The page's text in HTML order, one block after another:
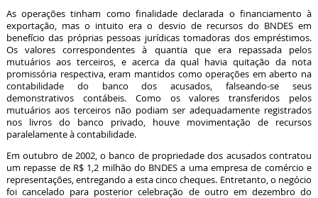
As operações tinham como finalidade declarada o financiamento à
exportação, mas o intuito era o desvio de recursos do BNDES em
benefício das próprias pessoas jurídicas tomadoras dos empréstimos.
Os valores correspondentes à quantia que era repassada pelos
mutuários aos terceiros, e acerca da qual havia quitação da nota
promissória respectiva, eram mantidos como operações em aberto na
contabilidade do banco dos acusados, falseando-se seus
demonstrativos contábeis. Como os valores transferidos pelos
mutuários aos terceiros não podiam ser adequadamente registrados
nos livros do banco privado, houve movimentação de recursos
paralelamente à contabilidade.
Em outubro de 2002, o banco de propriedade dos acusados contratou
um repasse de R$ 1,2 milhão do BNDES a uma empresa de comércio e
representações, entregando a esta cinco cheques. Entretanto, o negócio
foi cancelado para posterior celebração de outro em dezembro do